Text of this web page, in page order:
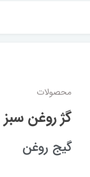
محصولات
گژ روغن سبز
گیج روغن